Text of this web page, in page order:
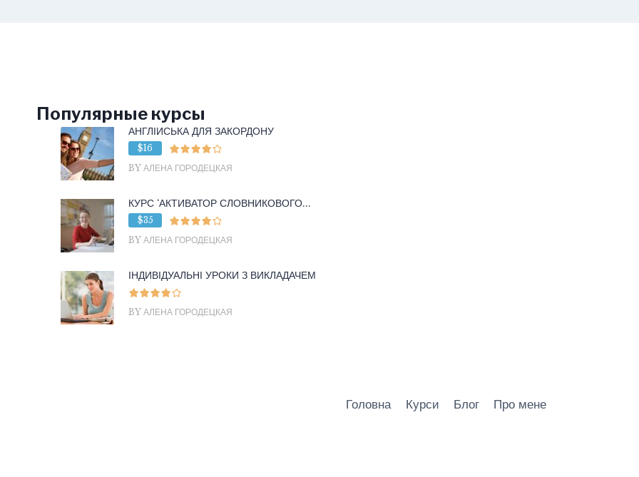
Популярные курсы
АНГЛІЙСЬКА ДЛЯ ЗАКОРДОНУ
$16
BY АЛЕНА ГОРОДЕЦКАЯ
КУРС ‘АКТИВАТОР СЛОВНИКОВОГО...
$35
BY АЛЕНА ГОРОДЕЦКАЯ
ІНДИВІДУАЛЬНІ УРОКИ З ВИКЛАДАЧЕМ
BY АЛЕНА ГОРОДЕЦКАЯ
Головна Курси Блог Про мене